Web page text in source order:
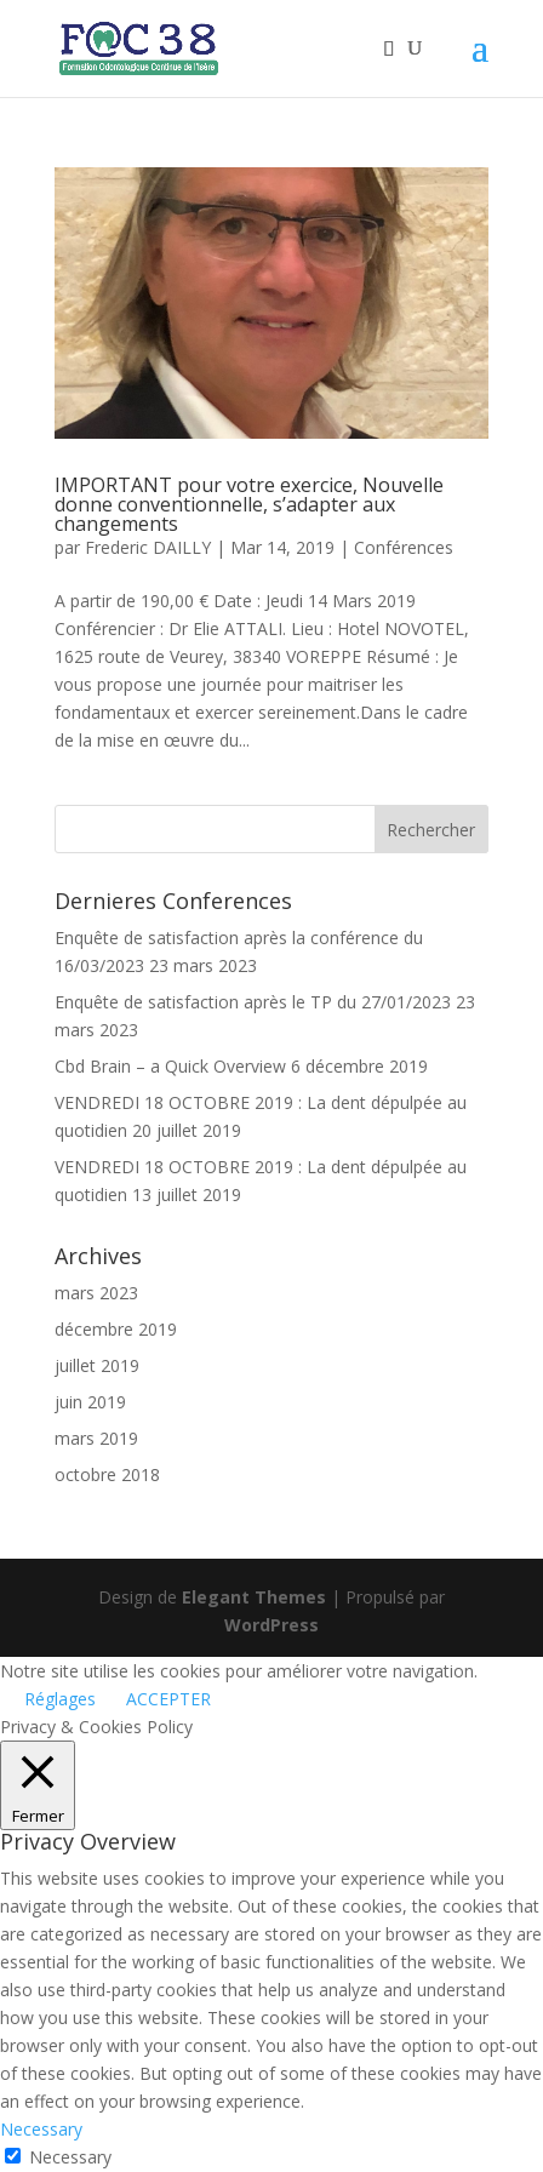
IMPORTANT pour votre exercice, Nouvelle
donne conventionnelle, s’adapter aux
changements
par Frederic DAILLY| Mar 14, 2019 | Conférences
A partir de 190,00 € Date : Jeudi 14 Mars 2019
Conférencier : Dr Elie ATTALI. Lieu : Hotel NOVOTEL,
1625 route de Veurey, 38340 VOREPPE Résumé : Je
vous propose une journée pour maitriser les
fondamentaux et exercer sereinement.Dans le cadre
de la mise en œuvre du...
Dernieres Conferences
Enquête de satisfaction après la conférence du
16/03/2023 23 mars 2023
Enquête de satisfaction après le TP du 27/01/2023 23
mars 2023
Cbd Brain – a Quick Overview 6 décembre 2019
VENDREDI 18 OCTOBRE 2019 : La dent dépulpée au
quotidien 20 juillet 2019
VENDREDI 18 OCTOBRE 2019 : La dent dépulpée au
quotidien 13 juillet 2019
Archives
mars 2023
décembre 2019
juillet 2019
juin 2019
mars 2019
octobre 2018
Design de Elegant Themes | Propulsé par
WordPress
Notre site utilise les cookies pour améliorer votre navigation.
Réglages
ACCEPTER
Privacy & Cookies Policy
Fermer
Privacy Overview
This website uses cookies to improve your experience while you
navigate through the website. Out of these cookies, the cookies that
are categorized as necessary are stored on your browser as they are
essential for the working of basic functionalities of the website. We
also use third-party cookies that help us analyze and understand
how you use this website. These cookies will be stored in your
browser only with your consent. You also have the option to opt-out
of these cookies. But opting out of some of these cookies may have
an effect on your browsing experience.
Necessary
Necessary